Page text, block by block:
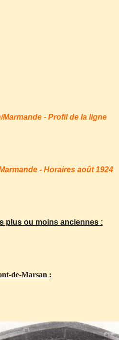
Marmande - Profil de la ligne
- Horaires août 1924
plus ou moins anciennes :
de-Marsan :